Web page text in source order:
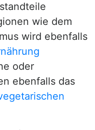
wie dem
wird ebenfalls
oder
ebenfalls das